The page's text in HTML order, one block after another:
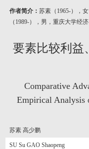
作者简介： 苏素（1965-），
（1989-），男，重庆大学经
要素比较利
Comparative
Empirical Analysis
苏素 高少鹏
SU Su GAO Shaopeng